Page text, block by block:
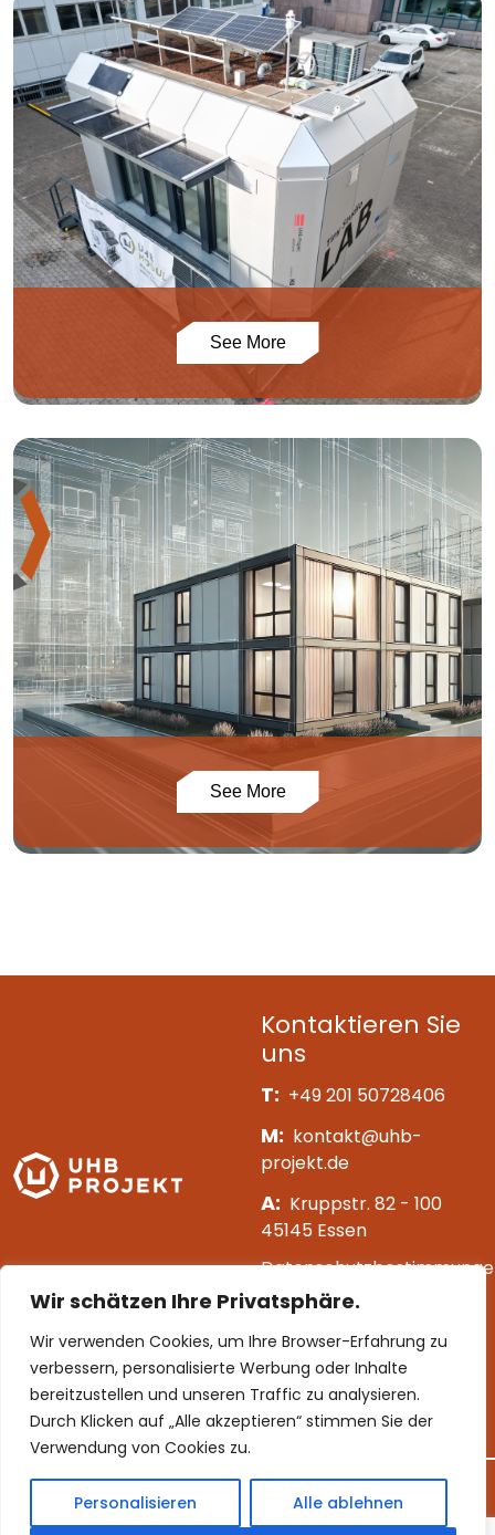
Wir schätzen Ihre Privatsphäre.
Wir verwenden Cookies, um Ihre Browser-Erfahrung zu
verbessern, personalisierte Werbung oder Inhalte
bereitzustellen und unseren Traffic zu analysieren.
Durch Klicken auf „Alle akzeptieren“ stimmen Sie der
Verwendung von Cookies zu.
Personalisieren Alle ablehnen
See More
See More
Kontaktieren Sie
uns
T: +49 201 50728406
M: kontakt@uhb-
projekt.de
A: Kruppstr. 82 - 100
45145 Essen
Impressum
[mc4wp_form id=163]
Folgen Sie uns